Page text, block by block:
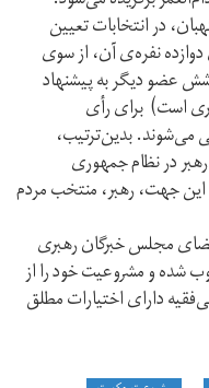
در انتخابات تعیین
نفره‌‌ی آن، از سوی
عضو دیگر به پیشنهاد
است) برای رأی
می‌شوند. بدین‌ترتیب،
در نظام جمهوری
جهت، رهبر، منتخب مردم
مجلس خبرگان رهبری
شده و مشروعیت خود را از
دارای اختیارات مطلق